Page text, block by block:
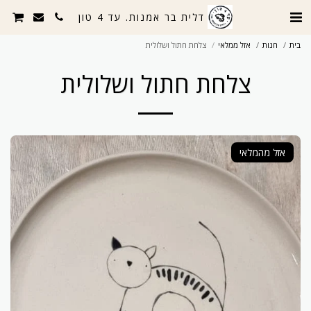
דלית בר אמנות. עד 4 טון
בית חנות אזל ממלאי צלחת חתול ושלולית
צלחת חתול ושלולית
אזל מהמלאי